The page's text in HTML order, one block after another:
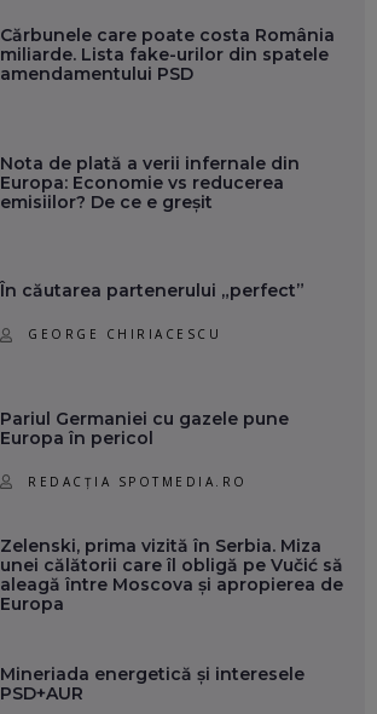
Cărbunele care poate costa România
miliarde. Lista fake-urilor din spatele
amendamentului PSD
Nota de plată a verii infernale din
Europa: Economie vs reducerea
emisiilor? De ce e greșit
În căutarea partenerului „perfect”
GEORGE CHIRIACESCU
Pariul Germaniei cu gazele pune
Europa în pericol
REDACȚIA SPOTMEDIA.RO
Zelenski, prima vizită în Serbia. Miza
unei călătorii care îl obligă pe Vučić să
aleagă între Moscova și apropierea de
Europa
Mineriada energetică și interesele
PSD+AUR